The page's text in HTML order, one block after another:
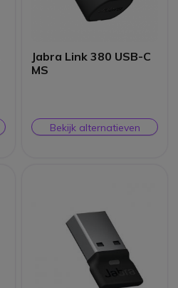
Jabra Link 380 USB-C
MS
Bekijk alternatieven